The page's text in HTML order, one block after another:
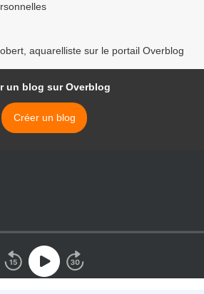
aquarelliste sur le portail Overblog
un blog sur Overblog
Créer un blog